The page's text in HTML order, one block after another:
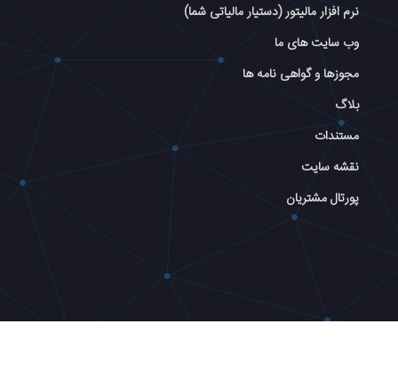
نرم افزار مالیتور (دستیار مالیاتی شما)
وب سایت های ما
مجوزها و گواهی نامه ها
بلاگ
مستندات
نقشه سایت
پورتال مشتریان